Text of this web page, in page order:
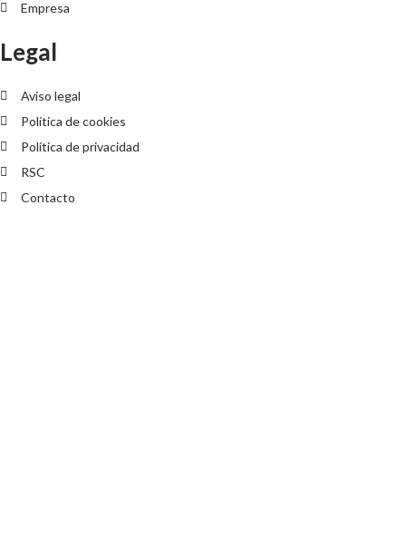
Empresa
Legal
Aviso legal
Política de cookies
Política de privacidad
RSC
Contacto